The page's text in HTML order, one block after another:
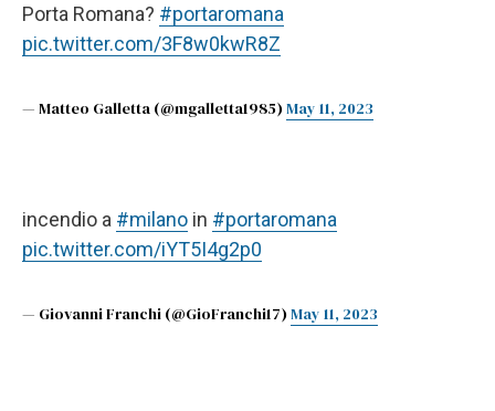
Porta Romana? #portaromana
pic.twitter.com/3F8w0kwR8Z
— Matteo Galletta (@mgalletta1985)May 11, 2023
incendio a #milano in #portaromana
pic.twitter.com/iYT5I4g2p0
— Giovanni Franchi (@GioFranchi17)May 11, 2023